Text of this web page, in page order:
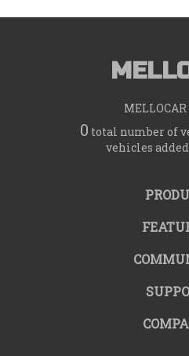
MELLOCAR
0 total number of
vehicles